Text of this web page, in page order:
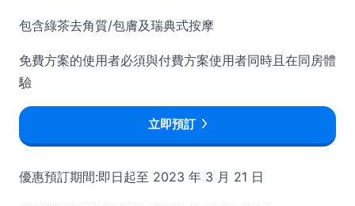
包含綠茶去角質/包膚及瑞典式按摩
免費方案的使用者必須與付費方案使用者同時且在同房體
驗
立即預訂
優惠預訂期間:即日起至 2023 年 3 月 21 日